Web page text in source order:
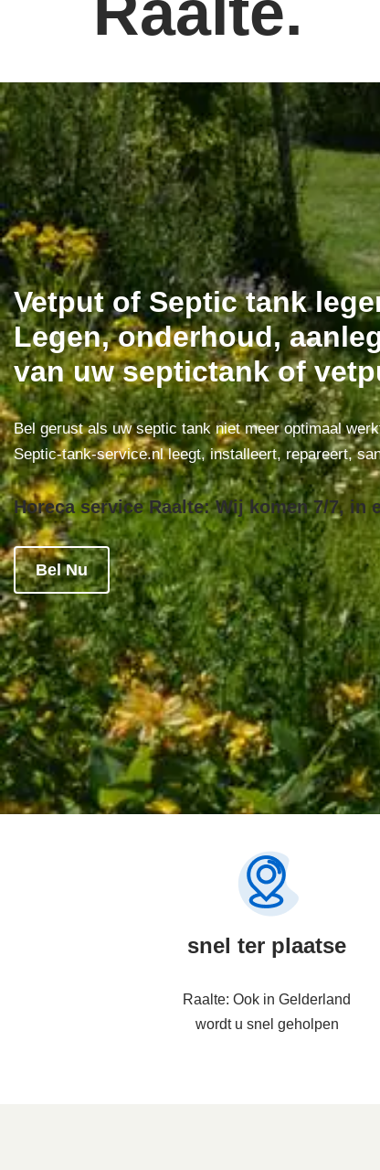
Vetput of Septic tank
Legen, onderhoud,
van uw septictank of
Bel gerust als uw septic tank niet meer optimaal
Septic-tank-service.nl leegt, installeert, repareert,
Horeca service Raalte: Wij komen 7/7, in
Bel Nu
snel ter plaatse
Raalte: Ook in Gelderland
wordt u snel geholpen